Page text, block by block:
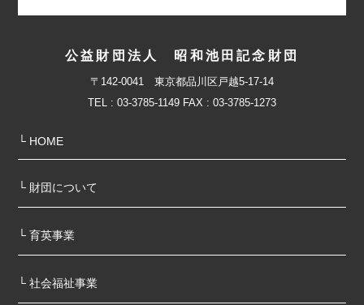
公益財団法人 昭和池田記念財団
〒142-0041 東京都品川区戸越5-17-14
TEL : 03-3785-1149 FAX : 03-3785-1273
└ HOME
└ 財団について
└ 育英事業
└ 社会福祉事業